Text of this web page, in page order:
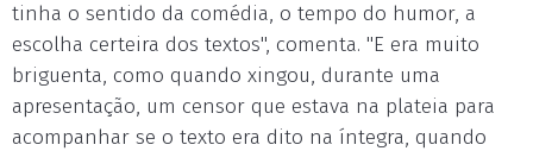
tinha o sentido da comédia, o tempo do humor, a
escolha certeira dos textos", comenta. "E era muito
briguenta, como quando xingou, durante uma
apresentação, um censor que estava na plateia para
acompanhar se o texto era dito na íntegra, quando